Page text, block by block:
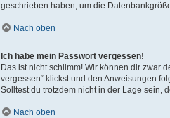
geschrieben haben, um die
Nach oben
Ich habe mein Passwort vergessen!
Das ist nicht schlimm! Wir können dir zwar
vergessen“ klickst und den Anweisungen
Solltest du trotzdem nicht in der Lage sein,
Nach oben